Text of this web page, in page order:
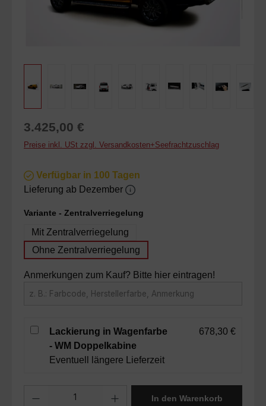
Regulärer Preis:
3.425,00 €
Preise inkl. USt zzgl. Versandkosten+Seefrachtzuschlag
Verfügbar in 100 Tagen
Lieferung ab Dezember
Variante - Zentralverriegelung
Mit Zentralverriegelung
Ohne Zentralverriegelung
Anmerkungen zum Kauf? Bitte hier eintragen!
Lackierung in Wagenfarbe
- WM Doppelkabine
Eventuell längere Lieferzeit
678,30 €
In den Warenkorb